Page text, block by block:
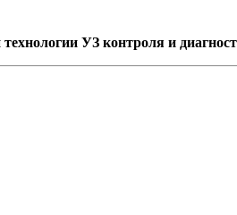
УЗ контроля и